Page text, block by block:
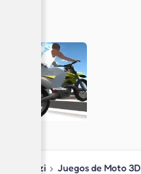
Blipzi › Juegos de Moto 3D